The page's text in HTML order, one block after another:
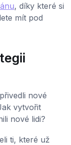
, díky které si
mít pod
nové
vytvořit
nové lidi?
ti, které už